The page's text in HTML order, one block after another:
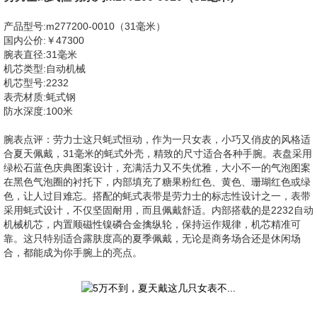
产品型号:m277200-0010（31毫米）
国内公价:￥47300
腕表直径:31毫米
机芯类型:自动机械
机芯型号:2232
表壳材质:蚝式钢
防水深度:100米
腕表点评：劳力士这只蚝式恒动，作为一只女表，小巧又俏皮的风格适
合夏天佩戴，31毫米的蚝式外壳，精致的尺寸适合各种手腕。表盘采用
绿松石蓝色庆典图案设计，充满活力又不失优雅，大小不一的气泡图案
在黑色气泡圈的衬托下，内部填充了糖果粉红色、黄色、珊瑚红色或绿
色，让人过目难忘。搭配的蚝式表带是劳力士的标志性设计之一，表带
采用蚝式设计，不仅坚固耐用，而且佩戴舒适。内部搭载的是2232自动
机械机芯，内置顺磁性镍磷合金擒纵轮，保持运作规律，机芯精准可
靠。这只特别适合露肤度高的夏季佩戴，无论是商务场合还是休闲场
合，都能成为你手腕上的亮点。